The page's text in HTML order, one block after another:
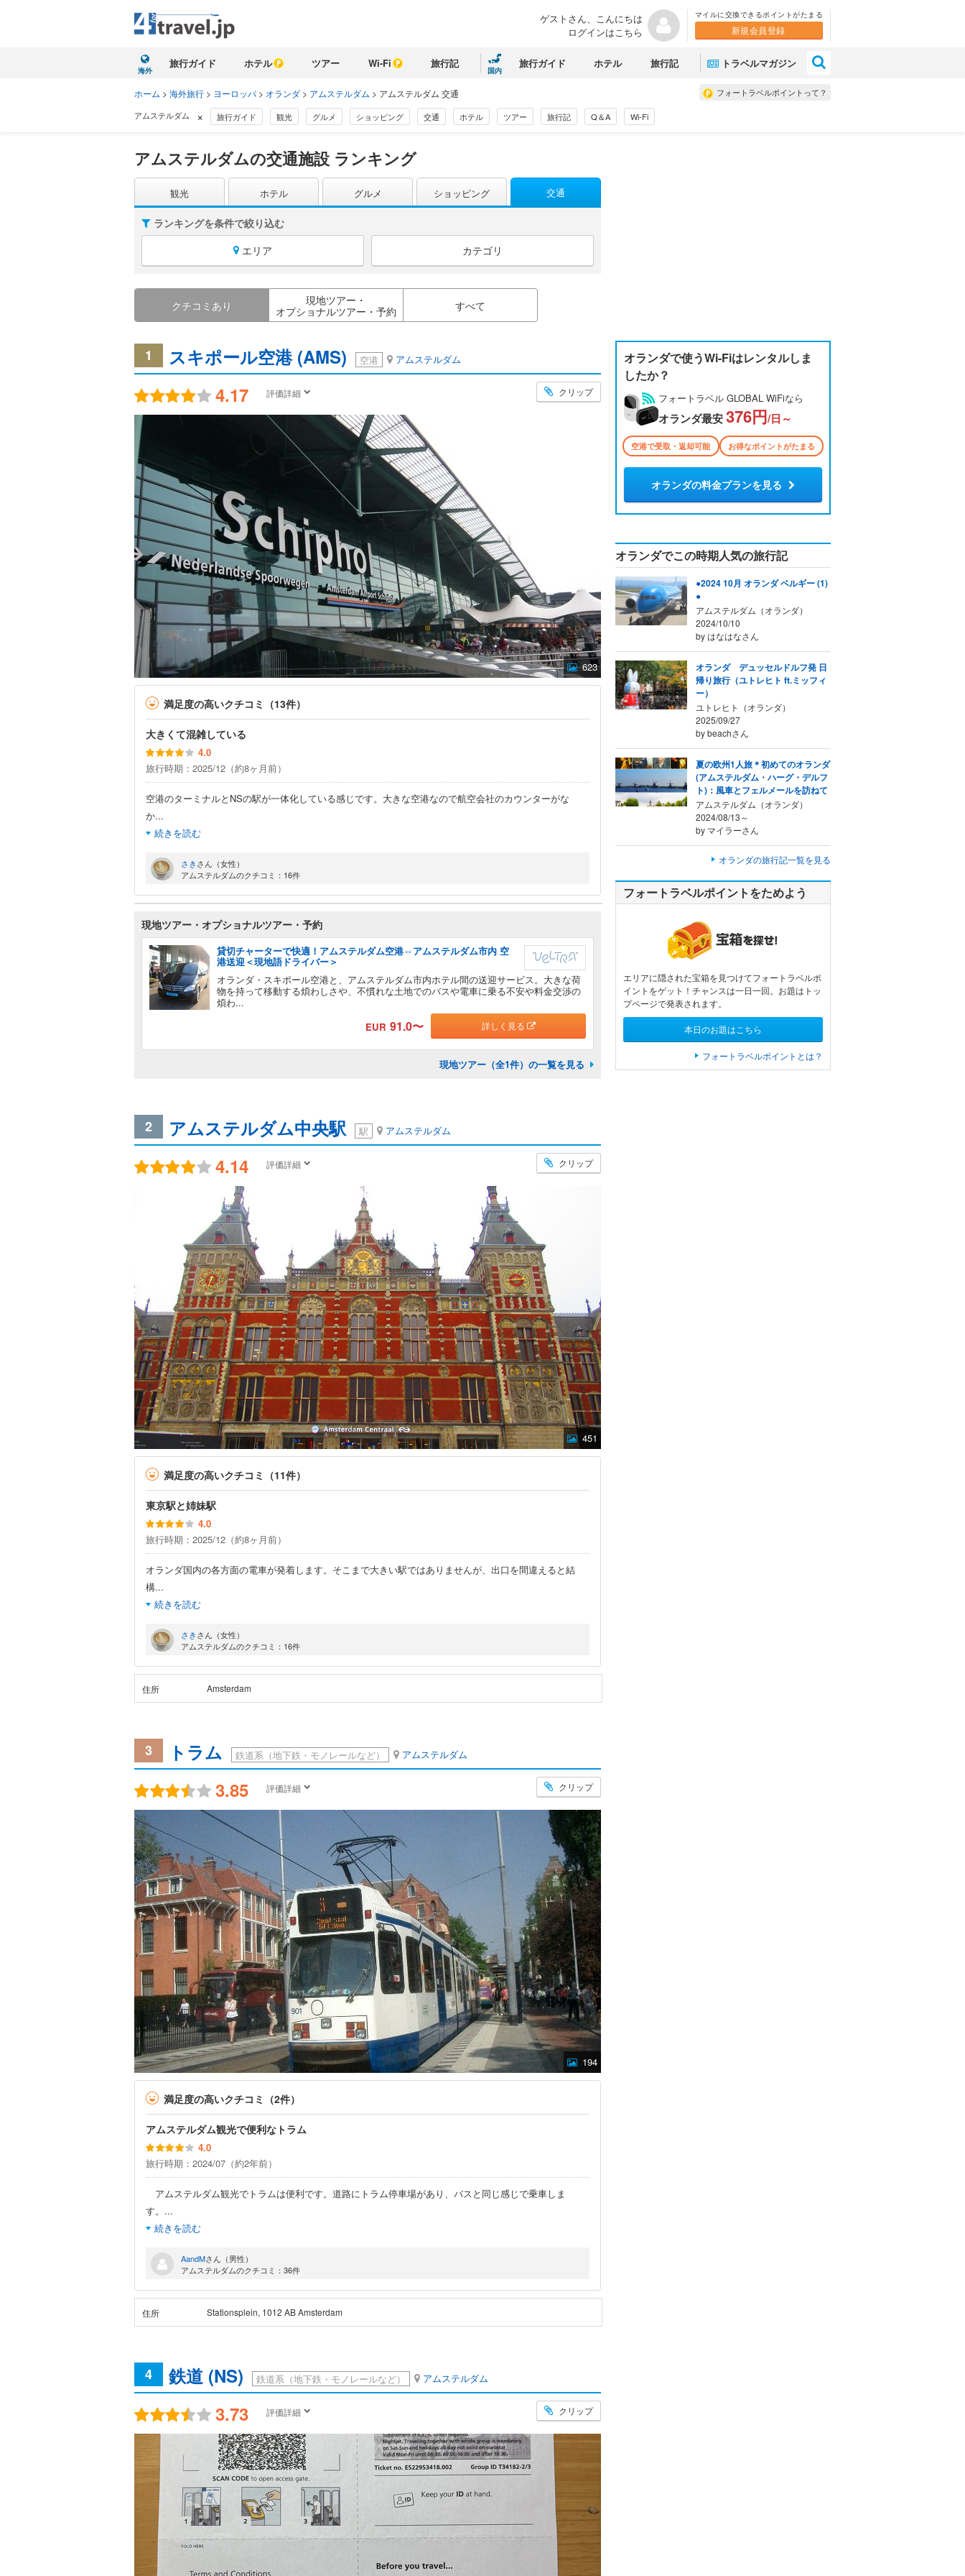
ゲストさん、こんにちは
ログインはこちら
マイルに交換できるポイントがたまる
新規会員登録
海外
旅行ガイド ホテル ツアー Wi-Fi 旅行記
国内
旅行ガイド ホテル 旅行記 トラベルマガジン
フォートラベルポイントって？
ホーム > 海外旅行 > ヨーロッパ> オランダ > アムステルダム > アムステルダム 交通
アムステルダム × 旅行ガイド 観光 グルメ ショッピング 交通 ホテル ツアー 旅行記 Q＆A Wi-Fi
アムステルダムの交通施設 ランキング
観光 ホテル グルメ ショッピング 交通
ランキングを条件で絞り込む
エリア
カテゴリ
クチコミあり
現地ツアー・
オプショナルツアー・予約
すべて
1 スキポール空港 (AMS) 空港 アムステルダム
4.17 評価詳細 クリップ
623
満足度の高いクチコミ（13件）
大きくて混雑している
4.0
旅行時期：2025/12（約8ヶ月前）
空港のターミナルとNSの駅が一体化している感じです。大きな空港なので航空会社のカウンターがな
か...
続きを読む
さきさん（女性）
アムステルダムのクチコミ：16件
現地ツアー・オプショナルツアー・予約
貸切チャーターで快適！アムステルダム空港⇔アムステルダム市内 空
港送迎＜現地語ドライバー＞
オランダ・スキポール空港と、アムステルダム市内ホテル間の送迎サービス。大きな荷
物を持って移動する煩わしさや、不慣れな土地でのバスや電車に乗る不安や料金交渉の
煩わ...
EUR 91.0〜 詳しく見る
現地ツアー（全1件）の一覧を見る
2 アムステルダム中央駅 駅 アムステルダム
4.14 評価詳細 クリップ
451
満足度の高いクチコミ（11件）
東京駅と姉妹駅
4.0
旅行時期：2025/12（約8ヶ月前）
オランダ国内の各方面の電車が発着します。そこまで大きい駅ではありませんが、出口を間違えると結
構...
続きを読む
さきさん（女性）
アムステルダムのクチコミ：16件
住所 Amsterdam
3 トラム 鉄道系（地下鉄・モノレールなど） アムステルダム
3.85 評価詳細 クリップ
194
満足度の高いクチコミ（2件）
アムステルダム観光で便利なトラム
4.0
旅行時期：2024/07（約2年前）
アムステルダム観光でトラムは便利です。道路にトラム停車場があり、バスと同じ感じで乗車しま
す。 ...
続きを読む
AandMさん（男性）
アムステルダムのクチコミ：36件
住所 Stationsplein, 1012 AB Amsterdam
4 鉄道 (NS) 鉄道系（地下鉄・モノレールなど） アムステルダム
3.73 評価詳細 クリップ
オランダで使うWi-Fiはレンタルしま
したか？
フォートラベル GLOBAL WiFiなら
オランダ最安376円/日～
空港で受取・返却可能 お得なポイントがたまる
オランダの料金プランを見る
オランダでこの時期人気の旅行記
●2024 10月 オランダ ベルギー (1)
●
アムステルダム（オランダ）
2024/10/10
by はなはなさん
オランダ デュッセルドルフ発 日
帰り旅行（ユトレヒト ft.ミッフィ
ー）
ユトレヒト（オランダ）
2025/09/27
by beachさん
夏の欧州1人旅＊初めてのオランダ
(アムステルダム・ハーグ・デルフ
ト)：風車とフェルメールを訪ねて
アムステルダム（オランダ）
2024/08/13～
by マイラーさん
オランダの旅行記一覧を見る
フォートラベルポイントをためよう
エリアに隠された宝箱を見つけてフォートラベルポ
イントをゲット！チャンスは一日一回。お題はトッ
プページで発表されます。
本日のお題はこちら
フォートラベルポイントとは？